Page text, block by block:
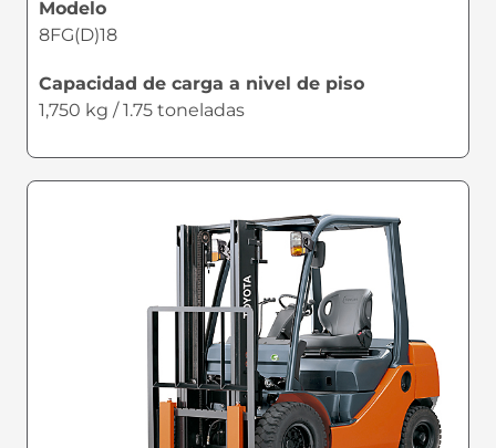
Modelo
8FG(D)18
Capacidad de carga a nivel de piso
1,750 kg / 1.75 toneladas